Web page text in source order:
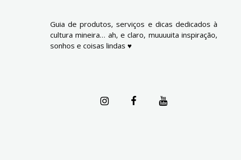
Guia de produtos, serviços e dicas dedicados à
cultura mineira… ah, e claro, muuuuita inspiração,
sonhos e coisas lindas ♥